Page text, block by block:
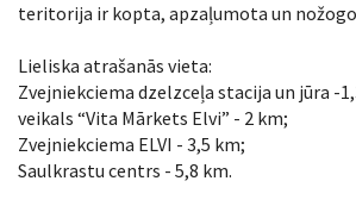
teritorija ir kopta, apzaļumota un
Lieliska atrašanās vieta:
Zvejniekciema dzelzceļa stacija un jūra -
veikals “Vita Mārkets Elvi” - 2 km;
Zvejniekciema ELVI - 3,5 km;
Saulkrastu centrs - 5,8 km.